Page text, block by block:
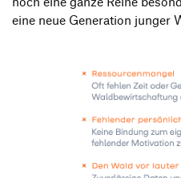
eine neue Generation junger